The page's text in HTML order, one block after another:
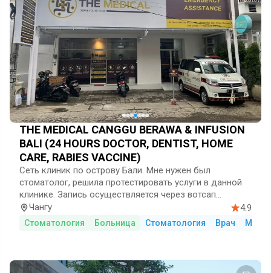
THE MEDICAL CANGGU BERAWA & INFUSION
BALI (24 HOURS DOCTOR, DENTIST, HOME
CARE, RABIES VACCINE)
Сеть клиник по острову Бали. Мне нужен был
стоматолог, решила протестировать услуги в данной
клинике. Запись осуществляется через вотсап
(удобно), получилось оперативно записаться
на удобную для меня дату, единственное
стоматологический кабинет работает с 13.00.
Чангу 4.9
Стоматология Больница Стоматология Врач